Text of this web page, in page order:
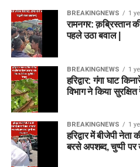
BREAKINGNEWS 1
रामनगर: क़ब्रिस्तान
पहले उठा बवाल |
BREAKINGNEWS 1
हरिद्वार: गंगा घाट
विभाग ने किया
BREAKINGNEWS 1
हरिद्वार में बीजेपी
बरसे अपशब्द, चुप्पी